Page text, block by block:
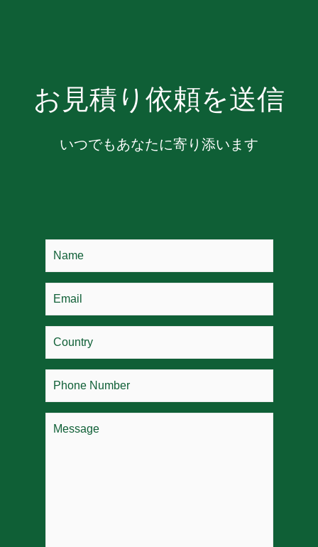
お見積り依頼を送信
いつでもあなたに寄り添います